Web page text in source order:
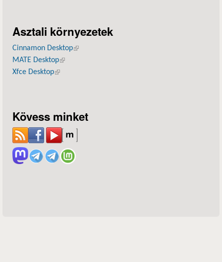
Asztali környezetek
Cinnamon Desktop(külső hivatkozás)
MATE Desktop(külső hivatkozás)
Xfce Desktop(külső hivatkozás)
Kövess minket